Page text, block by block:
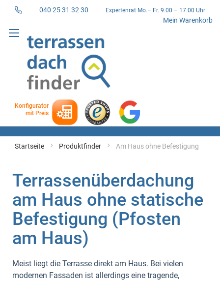
040 25 31 32 30 Expertenrat Mo.– Fr. 9.00 – 17.00 Uhr
Mein Warenkorb
zum
Konfigurator
mit Preis
Startseite Produktfinder Am Haus ohne Befestigung
Terrassenüberdachung
am Haus ohne statische
Befestigung (Pfosten
am Haus)
Meist liegt die Terrasse direkt am Haus. Bei vielen
modernen Fassaden ist allerdings eine tragende,